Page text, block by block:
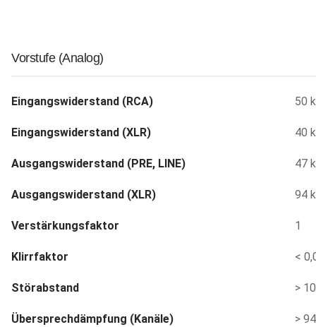
Vorstufe (Analog)
Eingangswiderstand (RCA) 50
Eingangswiderstand (XLR) 40
Ausgangswiderstand (PRE, LINE) 47
Ausgangswiderstand (XLR) 94
Verstärkungsfaktor 1
Klirrfaktor <
Störabstand >
Übersprechdämpfung (Kanäle) >